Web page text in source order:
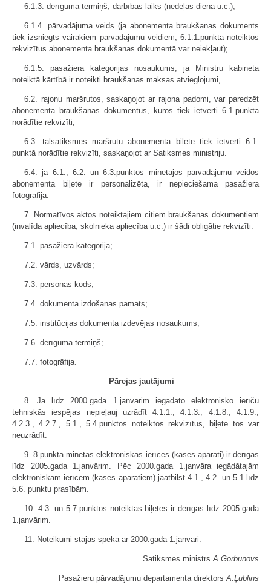
6.1.3. derīguma termiņš, darbības laiks (nedēļas diena u.c.);
6.1.4. pārvadājuma veids (ja abonementa braukšanas dokuments
tiek izsniegts vairākiem pārvadājumu veidiem, 6.1.1.punktā noteiktos
rekvizītus abonementa braukšanas dokumentā var neiekļaut);
6.1.5. pasažiera kategorijas nosaukums, ja Ministru kabineta
noteiktā kārtībā ir noteikti braukšanas maksas atvieglojumi,
6.2. rajonu maršrutos, saskaņojot ar rajona padomi, var paredzēt
abonementa braukšanas dokumentus, kuros tiek ietverti 6.1.punktā
norādītie rekvizīti;
6.3. tālsatiksmes maršrutu abonementa biļetē tiek ietverti 6.1.
punktā norādītie rekvizīti, saskaņojot ar Satiksmes ministriju.
6.4. ja 6.1., 6.2. un 6.3.punktos minētajos pārvadājumu veidos
abonementa biļete ir personalizēta, ir nepieciešama pasažiera
fotogrāfija.
7. Normatīvos aktos noteiktajiem citiem braukšanas dokumentiem
(invalīda apliecība, skolnieka apliecība u.c.) ir šādi obligātie rekvizīti:
7.1. pasažiera kategorija;
7.2. vārds, uzvārds;
7.3. personas kods;
7.4. dokumenta izdošanas pamats;
7.5. institūcijas dokumenta izdevējas nosaukums;
7.6. derīguma termiņš;
7.7. fotogrāfija.
Pārejas jautājumi
8. Ja līdz 2000.gada 1.janvārim iegādāto elektronisko ierīču
tehniskās iespējas nepieļauj uzrādīt 4.1.1., 4.1.3., 4.1.8., 4.1.9.,
4.2.3., 4.2.7., 5.1., 5.4.punktos noteiktos rekvizītus, biļetē tos var
neuzrādīt.
9. 8.punktā minētās elektroniskās ierīces (kases aparāti) ir derīgas
līdz 2005.gada 1.janvārim. Pēc 2000.gada 1.janvāra iegādātajām
elektroniskām ierīcēm (kases aparātiem) jāatbilst 4.1., 4.2. un 5.1 līdz
5.6. punktu prasībām.
10. 4.3. un 5.7.punktos noteiktās biļetes ir derīgas līdz 2005.gada
1.janvārim.
11. Noteikumi stājas spēkā ar 2000.gada 1.janvāri.
Satiksmes ministrsA.Gorbunovs
Pasažieru pārvadājumu departamenta direktorsA.Ļublins